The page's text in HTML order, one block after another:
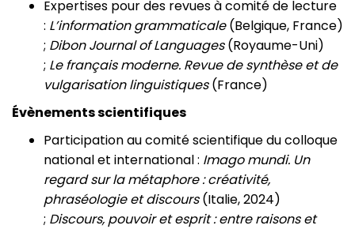
Expertises pour des revues à comité de lecture
: L’information grammaticale(Belgique, France)
; Dibon Journal of Languages(Royaume-Uni)
; Le français moderne. Revue de synthèse et de
vulgarisation linguistiques(France)
Évènements scientifiques
Participation au comité scientifique du colloque
national et international : Imago mundi. Un
regard sur la métaphore : créativité,
phraséologie et discours(Italie, 2024)
; Discours, pouvoir et esprit : entre raisons et